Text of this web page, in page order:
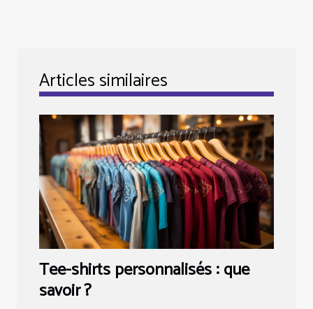
Articles similaires
Tee-shirts personnalisés : que
savoir ?